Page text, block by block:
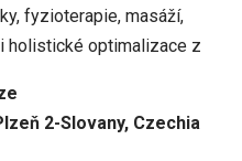
fyzioterapie, masáží,
holistické optimalizace z
2-Slovany, Czechia